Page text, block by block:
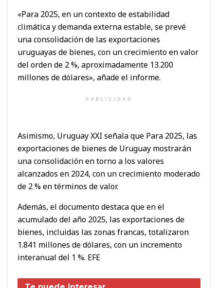
«Para 2025, en un contexto de estabilidad
climática y demanda externa estable, se prevé
una consolidación de las exportaciones
uruguayas de bienes, con un crecimiento en valor
del orden de 2 %, aproximadamente 13.200
millones de dólares», añade el informe.
PUBLICIDAD
Asimismo, Uruguay XXI señala que Para 2025, las
exportaciones de bienes de Uruguay mostrarán
una consolidación en torno a los valores
alcanzados en 2024, con un crecimiento moderado
de 2 % en términos de valor.
Además, el documento destaca que en el
acumulado del año 2025, las exportaciones de
bienes, incluidas las zonas francas, totalizaron
1.841 millones de dólares, con un incremento
interanual del 1 %. EFE